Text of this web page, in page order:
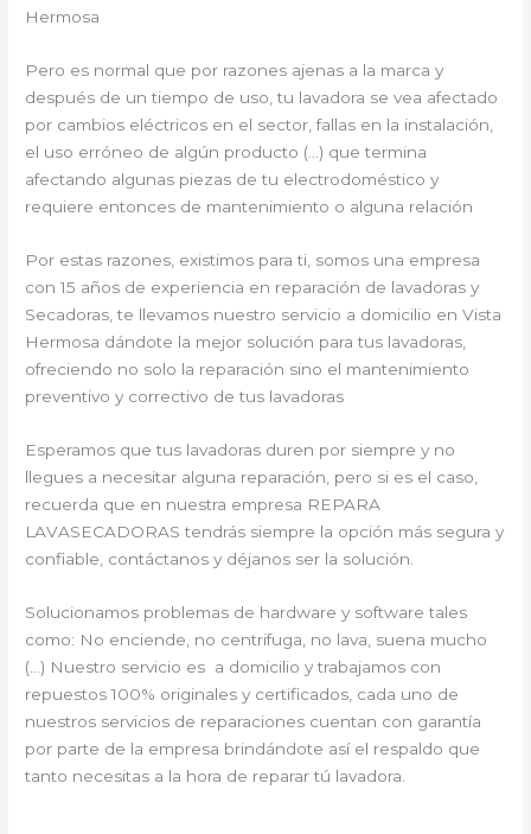
Hermosa
Pero es normal que por razones ajenas a la marca y
después de un tiempo de uso, tu lavadora se vea afectado
por cambios eléctricos en el sector, fallas en la instalación,
el uso erróneo de algún producto (…) que termina
afectando algunas piezas de tu electrodoméstico y
requiere entonces de mantenimiento o alguna relación
Por estas razones, existimos para ti, somos una empresa
con 15 años de experiencia en reparación de lavadoras y
Secadoras, te llevamos nuestro servicio a domicilio en Vista
Hermosa dándote la mejor solución para tus lavadoras,
ofreciendo no solo la reparación sino el mantenimiento
preventivo y correctivo de tus lavadoras
Esperamos que tus lavadoras duren por siempre y no
llegues a necesitar alguna reparación, pero si es el caso,
recuerda que en nuestra empresa REPARA
LAVASECADORAS tendrás siempre la opción más segura y
confiable, contáctanos y déjanos ser la solución.
Solucionamos problemas de hardware y software tales
como: No enciende, no centrifuga, no lava, suena mucho
(…) Nuestro servicio es a domicilio y trabajamos con
repuestos 100% originales y certificados, cada uno de
nuestros servicios de reparaciones cuentan con garantía
por parte de la empresa brindándote así el respaldo que
tanto necesitas a la hora de reparar tú lavadora.